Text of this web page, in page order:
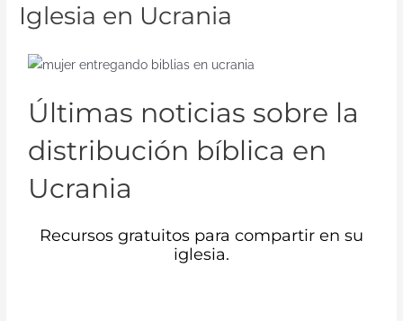
Iglesia en Ucrania
Últimas noticias sobre la
distribución bíblica en
Ucrania
Recursos gratuitos para compartir en su
iglesia.
Ucrania